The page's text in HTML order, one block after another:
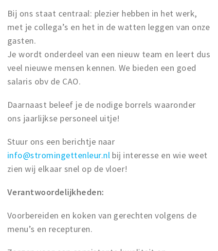
Bij ons staat centraal: plezier hebben in het werk,
met je collega’s en het in de watten leggen van onze
gasten.
Je wordt onderdeel van een nieuw team en leert dus
veel nieuwe mensen kennen. We bieden een goed
salaris obv de CAO.
Daarnaast beleef je de nodige borrels waaronder
ons jaarlijkse personeel uitje!
Stuur ons een berichtje naar
info@stromingettenleur.nl bij interesse en wie weet
zien wij elkaar snel op de vloer!
Verantwoordelijkheden:
Voorbereiden en koken van gerechten volgens de
menu’s en recepturen.